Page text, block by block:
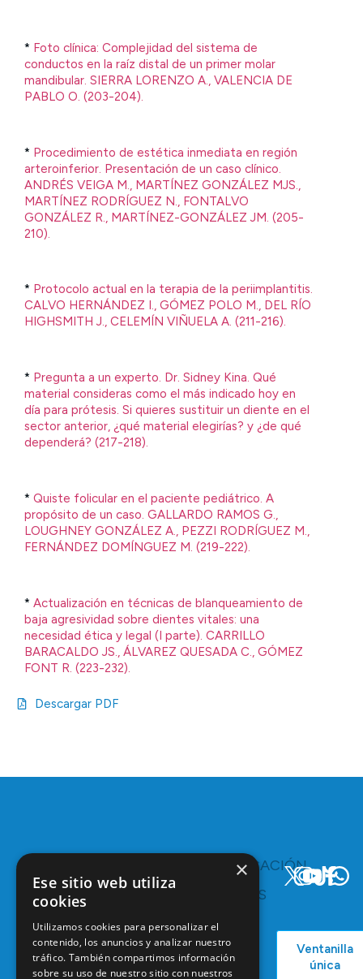
* Foto clínica: Complejidad del sistema de
conductos en la raíz distal de un primer molar
mandibular. SIERRA LORENZO A., VALENCIA DE
PABLO O. (203-204).
* Procedimiento de estética inmediata en región
arteroinferior. Presentación de un caso clínico.
ANDRÉS VEIGA M., MARTÍNEZ GONZÁLEZ MJS.,
MARTÍNEZ RODRÍGUEZ N., FONTALVO
GONZÁLEZ R., MARTÍNEZ-GONZÁLEZ JM. (205-
210).
* Protocolo actual en la terapia de la periimplantitis.
CALVO HERNÁNDEZ I., GÓMEZ POLO M., DEL RÍO
HIGHSMITH J., CELEMÍN VIÑUELA A. (211-216).
* Pregunta a un experto. Dr. Sidney Kina. Qué
material consideras como el más indicado hoy en
día para prótesis. Si quieres sustituir un diente en el
sector anterior, ¿qué material elegirías? y ¿de qué
dependerá? (217-218).
* Quiste folicular en el paciente pediátrico. A
propósito de un caso. GALLARDO RAMOS G.,
LOUGHNEY GONZÁLEZ A., PEZZI RODRÍGUEZ M.,
FERNÁNDEZ DOMÍNGUEZ M. (219-222).
* Actualización en técnicas de blanqueamiento de
baja agresividad sobre dientes vitales: una
necesidad ética y legal (I parte). CARRILLO
BARACALDO JS., ÁLVAREZ QUESADA C., GÓMEZ
FONT R. (223-232).
Descargar PDF
C/ Mauricio
Legendre,
INTERESA
Bolsa de
Empleo
COMUNICACIÓN
RECURSOS
COEM
Podcast
Ventanilla
única
×
Ese sitio web utiliza
cookies
Utilizamos cookies para personalizar el
contenido, los anuncios y analizar nuestro
tráfico. También compartimos información
sobre su uso de nuestro sitio con nuestros